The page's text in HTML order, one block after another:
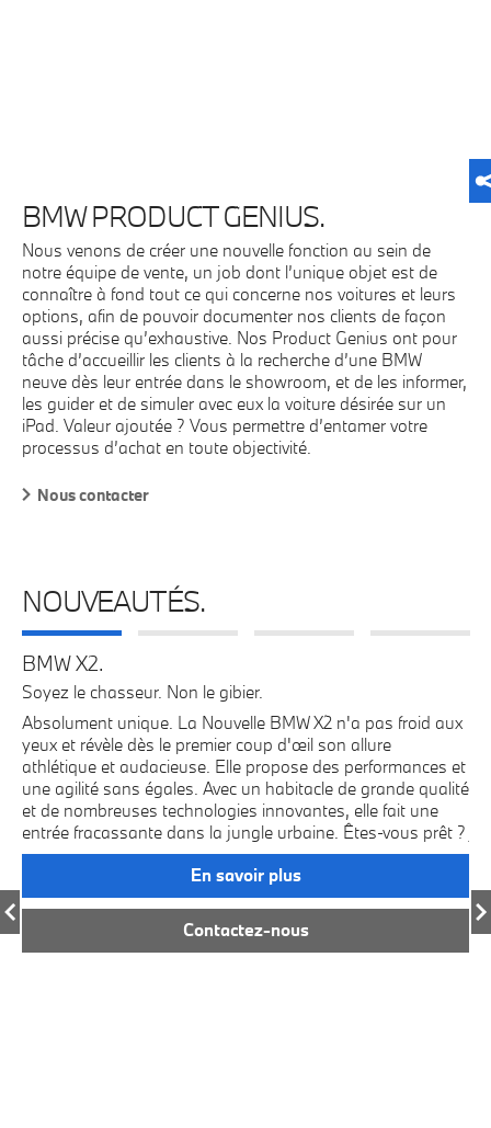
BMW PRODUCT GENIUS.
Nous venons de créer une nouvelle fonction au sein de
notre équipe de vente, un job dont l’unique objet est de
connaître à fond tout ce qui concerne nos voitures et leurs
options, afin de pouvoir documenter nos clients de façon
aussi précise qu’exhaustive. Nos Product Genius ont pour
tâche d’accueillir les clients à la recherche d’une BMW
neuve dès leur entrée dans le showroom, et de les informer,
les guider et de simuler avec eux la voiture désirée sur un
iPad. Valeur ajoutée ? Vous permettre d’entamer votre
processus d’achat en toute objectivité.
Nous contacter
NOUVEAUTÉS.
BMW X2.
Soyez le chasseur. Non le gibier.
Absolument unique. La Nouvelle BMW X2 n'a pas froid aux
yeux et révèle dès le premier coup d'œil son allure
athlétique et audacieuse. Elle propose des performances et
une agilité sans égales. Avec un habitacle de grande qualité
et de nombreuses technologies innovantes, elle fait une
entrée fracassante dans la jungle urbaine. Êtes-vous prêt ?
En savoir plus
Contactez-nous